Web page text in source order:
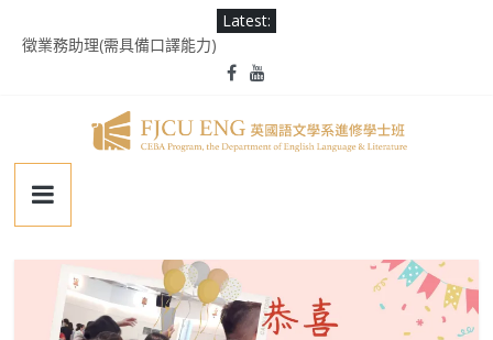
Latest:
徵業務助理(需具備口譯能力)
2025 Ms. Schaefer English Speech Contest
第二屆《英千里文學X轉譯競賽》
輔
仁
大